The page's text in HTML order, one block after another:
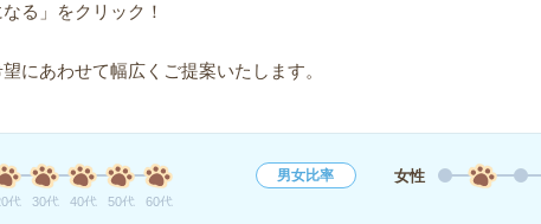
る」をクリック！
にあわせて幅広くご提案いたします。
代 30代 40代 50代 60代
男女比率 女性